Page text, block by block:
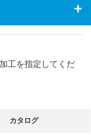
工を指定してくだ
カタログ